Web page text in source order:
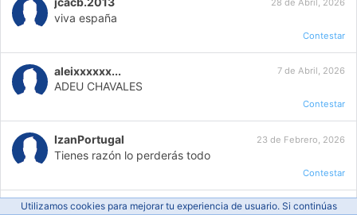
viva españa
Contestar
aleixxxxxx... 7 de Abril, 2026
ADEU CHAVALES
Contestar
IzanPortugal 23 de Febrero, 2026
Tienes razón lo perderás todo
Contestar
veraamador... 10 de Febrero, 2026
Utilizamos cookies para mejorar tu experiencia de usuario. Si continúas